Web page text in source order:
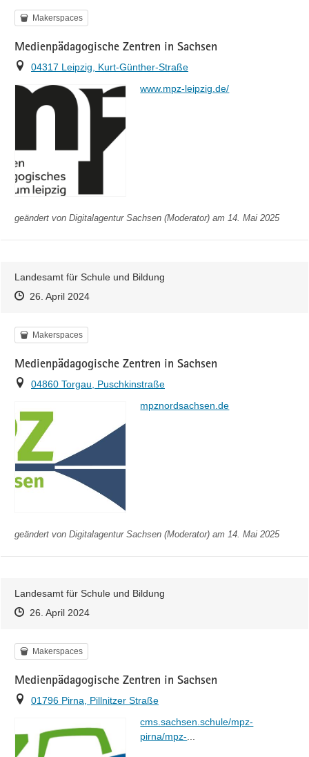
Kategorie
Makerspaces
Medienpädagogische Zentren in Sachsen
Ort
04317 Leipzig, Kurt-Günther-Straße
https://
www.mpz-leipzig.de/
geändert von Digitalagentur Sachsen (Moderator) am 14. Mai 2025
Landesamt für Schule und Bildung
Zeitpunkt des Erstellens
Zeitpunkt des Erstellens
26. April 2024Zur Äußerung
Kategorie
Makerspaces
Medienpädagogische Zentren in Sachsen
Ort
04860 Torgau, Puschkinstraße
https://
mpznordsachsen.de
geändert von Digitalagentur Sachsen (Moderator) am 14. Mai 2025
Landesamt für Schule und Bildung
Zeitpunkt des Erstellens
Zeitpunkt des Erstellens
26. April 2024Zur Äußerung
Kategorie
Makerspaces
Medienpädagogische Zentren in Sachsen
Ort
01796 Pirna, Pillnitzer Straße
https://
cms.sachsen.schule/mpz-
pirna/mpz-